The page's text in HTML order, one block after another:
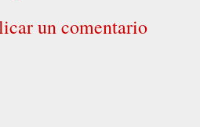
un comentario